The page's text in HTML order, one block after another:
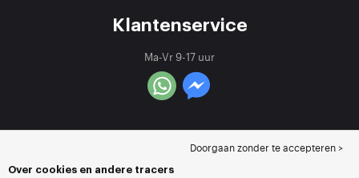
Klantenservice
Ma-Vr 9-17 uur
Doorgaan zonder te accepteren >
Over cookies en andere tracers